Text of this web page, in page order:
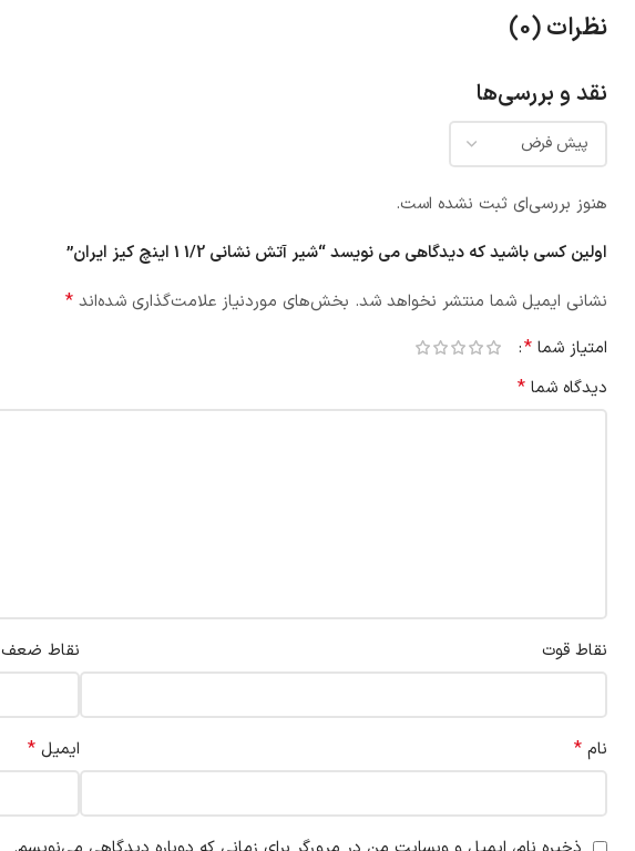
نظرات (0)
نقد و بررسی‌ها
هنوز بررسی‌ای ثبت نشده است.
اولین کسی باشید که دیدگاهی می نویسد “شیر آتش نشانی 1/2 1 اینچ کیز ایران”
نشانی ایمیل شما منتشر نخواهد شد. بخش‌های موردنیاز علامت‌گذاری شده‌اند *
امتیاز شما *
دیدگاه شما *
نقاط قوت نقاط ضعف
نام * ایمیل *